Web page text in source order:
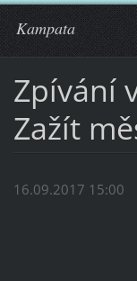
Kampata
Zpívání
Zažít
16.09.2017 15:00